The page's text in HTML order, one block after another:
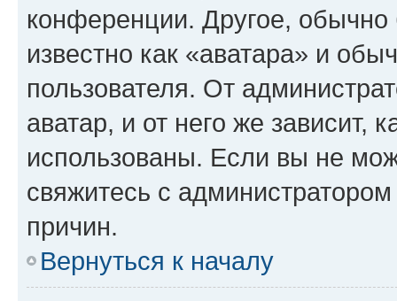
конференции. Другое,
известно как «аватара» и
пользователя. От
аватар, и от него же зависит,
использованы. Если вы не
свяжитесь с
причин.
Вернуться к началу